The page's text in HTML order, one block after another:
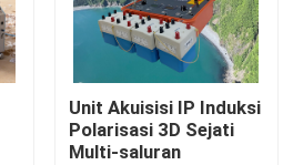
Unit Akuisisi IP Induksi
Polarisasi 3D Sejati
Multi-saluran